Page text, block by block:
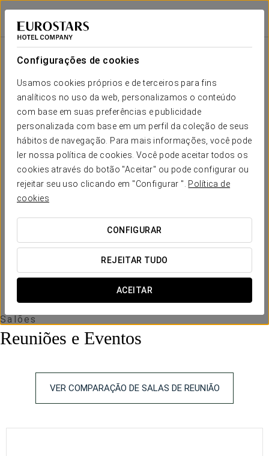
Configurações de cookies
Usamos cookies próprios e de terceiros para fins
analíticos no uso da web, personalizamos o conteúdo
com base em suas preferências e publicidade
personalizada com base em um perfil da coleção de seus
hábitos de navegação. Para mais informações, você pode
ler nossa política de cookies. Você pode aceitar todos os
cookies através do botão "Aceitar" ou pode configurar ou
rejeitar seu uso clicando em "Configurar ". Política de
cookies
CONFIGURAR
REJEITAR TUDO
ACEITAR
Eurostars Regina
SEVILHA
Seu evento em
SOLICITAR ORÇAMENTO
Salões
Reuniões e Eventos
VER COMPARAÇÃO DE SALAS DE REUNIÃO
Sala
U
Salão
35 m
altura
- - - - 14